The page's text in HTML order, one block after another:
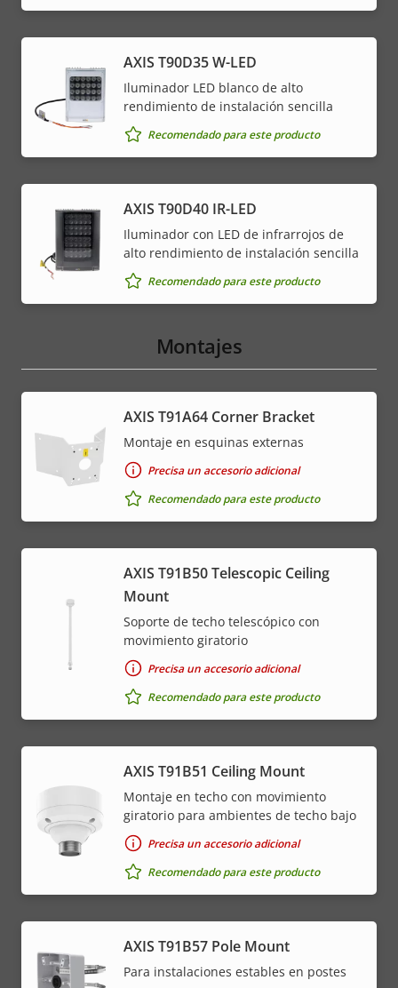
AXIS T90D35 W-LED
Iluminador LED blanco de alto
rendimiento de instalación sencilla
Recomendado para este producto
AXIS T90D40 IR-LED
Iluminador con LED de infrarrojos de
alto rendimiento de instalación sencilla
Recomendado para este producto
Montajes
AXIS T91A64 Corner Bracket
Montaje en esquinas externas
Precisa un accesorio adicional
Recomendado para este producto
AXIS T91B50 Telescopic Ceiling
Mount
Soporte de techo telescópico con
movimiento giratorio
Precisa un accesorio adicional
Recomendado para este producto
AXIS T91B51 Ceiling Mount
Montaje en techo con movimiento
giratorio para ambientes de techo bajo
Precisa un accesorio adicional
Recomendado para este producto
AXIS T91B57 Pole Mount
Para instalaciones estables en postes